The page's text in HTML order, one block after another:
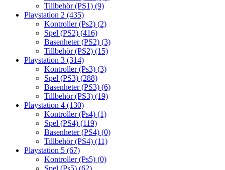
Tillbehör (PS1) (9)
Playstation 2 (435)
Kontroller (Ps2) (2)
Spel (PS2) (416)
Basenheter (PS2) (3)
Tillbehör (PS2) (15)
Playstation 3 (314)
Kontroller (Ps3) (3)
Spel (PS3) (288)
Basenheter (PS3) (6)
Tillbehör (PS3) (19)
Playstation 4 (130)
Kontroller (Ps4) (1)
Spel (PS4) (119)
Basenheter (PS4) (0)
Tillbehör (PS4) (11)
Playstation 5 (67)
Kontroller (Ps5) (0)